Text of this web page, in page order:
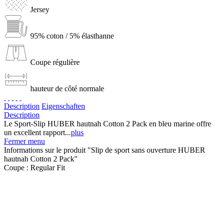
Jersey
95% coton / 5% élasthanne
Coupe régulière
hauteur de côté normale
Description Eigenschaften
Description
Le Sport-Slip HUBER hautnah Cotton 2 Pack en bleu marine offre
un excellent rapport...plus
Fermer menu
Informations sur le produit "Slip de sport sans ouverture HUBER
hautnah Cotton 2 Pack"
Coupe : Regular Fit